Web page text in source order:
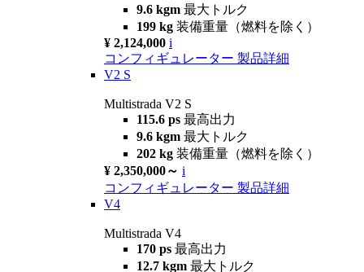
9.6 kgm 最大トルク
199 kg 装備重量（燃料を除く）
¥ 2,124,000 i
コンフィギュレーター 製品詳細
V2 S
Multistrada V2 S
115.6 ps 最高出力
9.6 kgm 最大トルク
202 kg 装備重量（燃料を除く）
¥ 2,350,000～ i
コンフィギュレーター 製品詳細
V4
Multistrada V4
170 ps 最高出力
12.7 kgm 最大トルク